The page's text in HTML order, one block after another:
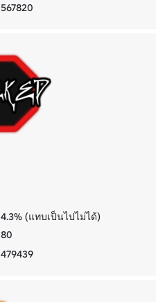
567820
4.3% (แทบเป็นไปไม่ได้)
80
479439